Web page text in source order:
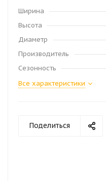
Ширина
Высота
Диаметр
Производитель
Сезонность
Все характеристики
Поделиться